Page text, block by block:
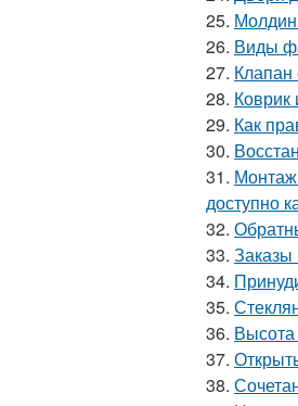
25.
26. Виды
27.
28. Коврик
29. Как
30.
31. Монтаж
доступно
32.
33. Заказы
34.
35.
36. Высота
37.
38.